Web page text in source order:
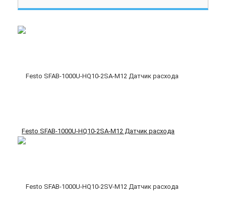
Festo SFAB-1000U-HQ10-2SA-M12 Датчик расхода